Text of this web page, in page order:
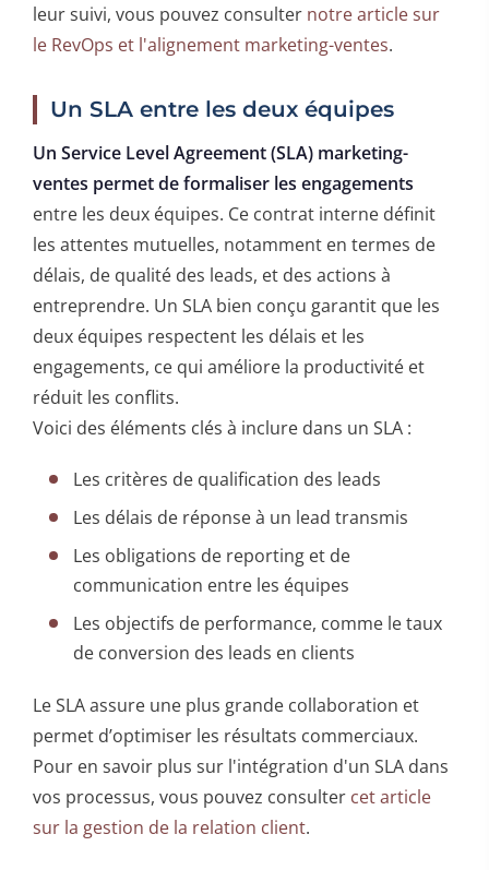
leur suivi, vous pouvez consulter notre article sur
le RevOps et l'alignement marketing-ventes.
Un SLA entre les deux équipes
Un Service Level Agreement (SLA) marketing-
ventes permet de formaliser les engagements
entre les deux équipes. Ce contrat interne définit
les attentes mutuelles, notamment en termes de
délais, de qualité des leads, et des actions à
entreprendre. Un SLA bien conçu garantit que les
deux équipes respectent les délais et les
engagements, ce qui améliore la productivité et
réduit les conflits.
Voici des éléments clés à inclure dans un SLA :
Les critères de qualification des leads
Les délais de réponse à un lead transmis
Les obligations de reporting et de
communication entre les équipes
Les objectifs de performance, comme le taux
de conversion des leads en clients
Le SLA assure une plus grande collaboration et
permet d’optimiser les résultats commerciaux.
Pour en savoir plus sur l'intégration d'un SLA dans
vos processus, vous pouvez consulter cet article
sur la gestion de la relation client.